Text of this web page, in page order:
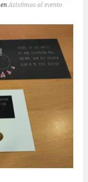
enAsistimos al evento